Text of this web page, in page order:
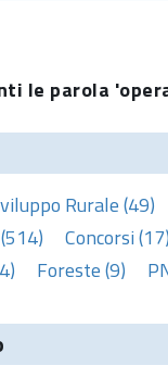
le parola
Rurale (49)
Concorsi (17)
Foreste (9)